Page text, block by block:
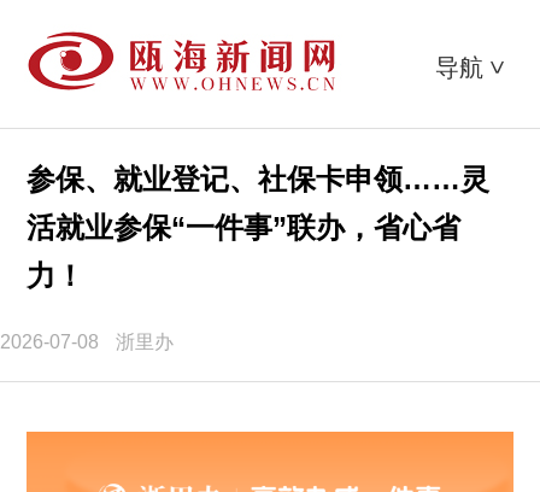
导航 >
参保、就业登记、社保卡申领……灵
活就业参保“一件事”联办，省心省
力！
2026-07-08 浙里办